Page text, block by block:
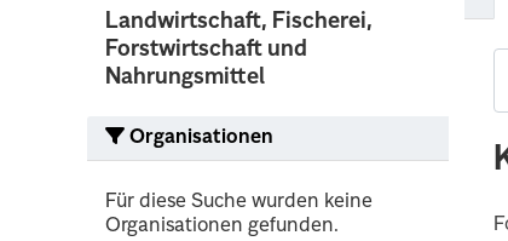
Landwirtschaft, Fischerei,
Forstwirtschaft und
Nahrungsmittel
Organisationen
Für diese Suche wurden keine
Organisationen gefunden.